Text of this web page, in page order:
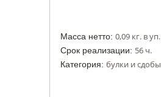
Масса нетто: 0,09 кг. в уп.
Срок реализации: 56 ч.
Категория: булки и сдобы